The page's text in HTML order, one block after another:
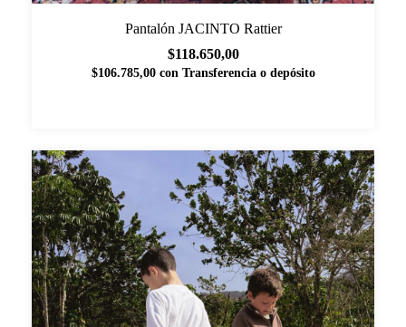
Pantalón JACINTO Rattier
$118.650,00
$106.785,00 con Transferencia o depósito